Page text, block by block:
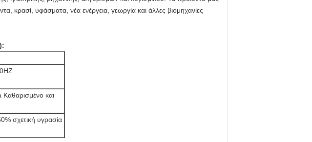
κρασί, υφάσματα, νέα ενέργεια, γεωργία και άλλες βιομηχανίες
και
σχετική υγρασία